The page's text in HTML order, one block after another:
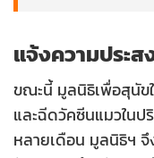
ช่วงเวลาดังกล่าวส
หมายเลขโทรศัพท์:
อีเมล:
ไอดีไลน์:
อีเมล:
มูลนิธิเพื่อสุนัขในซอ
ในเขตกรุงเทพมหา
แจ้งความประส
ขณะนี้ มูลนิธิเพื่อสุนัข
และฉีดวัคซีนแมวในป
หลายเดือน มูลนิธิฯ จึ